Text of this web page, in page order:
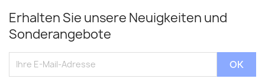
Erhalten Sie unsere Neuigkeiten und
Sonderangebote